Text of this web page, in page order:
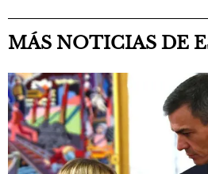
MÁS NOTICIAS DE